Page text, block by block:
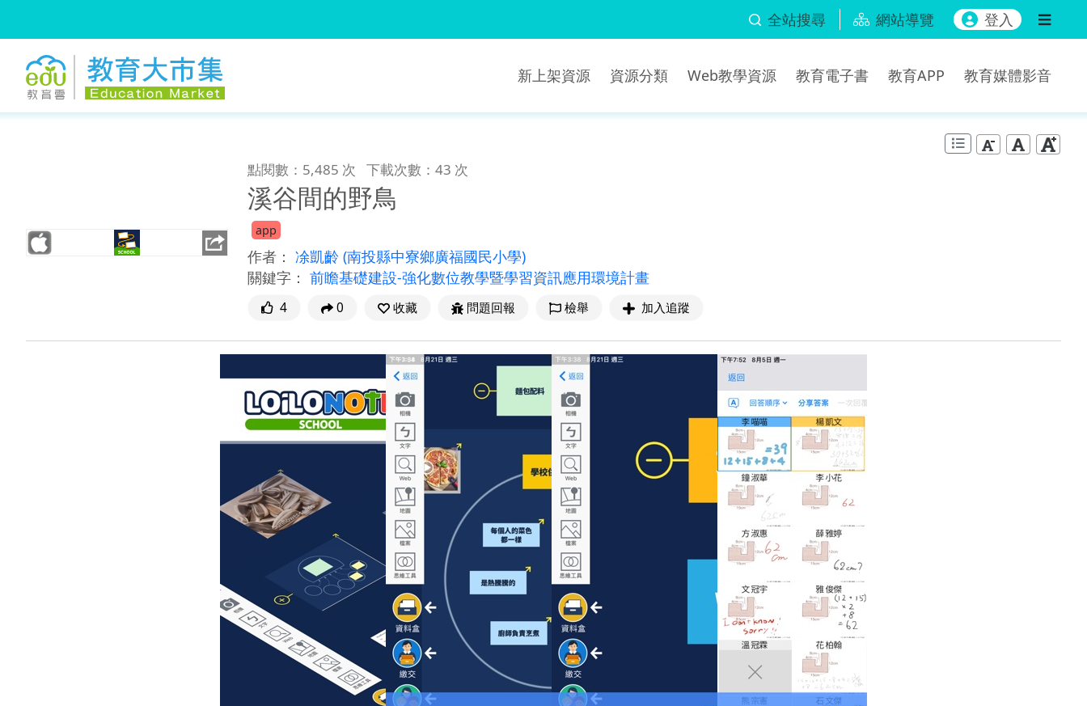
全站搜尋 網站導覽 登入
新上架資源 資源分類 Web教學資源 教育電子書 教育APP 教育媒體影音
點閱數：5,485 次 下載次數：43 次
溪谷間的野鳥
app
作者： 凃凱齡 (南投縣中寮鄉廣福國民小學)
關鍵字： 前瞻基礎建設-強化數位教學暨學習資訊應用環境計畫
4 0 收藏 問題回報 檢舉 加入追蹤